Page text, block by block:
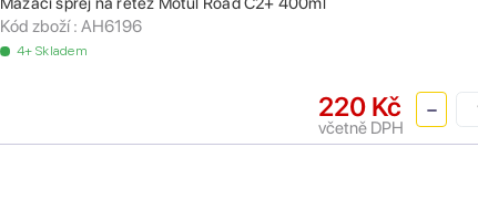
Kód zboží : AH6196
4+ Skladem
220 Kč
včetně DPH